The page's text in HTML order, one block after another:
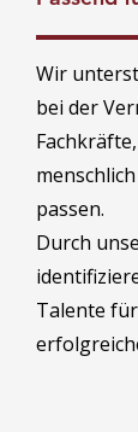
Wir
bei der
passen.
Durch
Talente